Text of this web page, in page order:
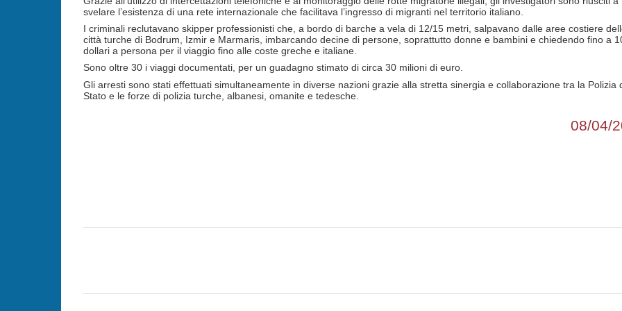
svelare l’esistenza di una rete internazionale che facilitava l’ingresso di migranti nel territorio italiano.
I criminali reclutavano skipper professionisti che, a bordo di barche a vela di 12/15 metri, salpavano dalle aree costiere
città turche di Bodrum, Izmir e Marmaris, imbarcando decine di persone, soprattutto donne e bambini e chiedendo fino a
dollari a persona per il viaggio fino alle coste greche e italiane.
Sono oltre 30 i viaggi documentati, per un guadagno stimato di circa 30 milioni di euro.
Gli arresti sono stati effettuati simultaneamente in diverse nazioni grazie alla stretta sinergia e collaborazione tra la Polizia
Stato e le forze di polizia turche, albanesi, omanite e tedesche.
08/04/